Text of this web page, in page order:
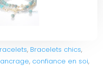
, Bracelets chics,
ancrage, confiance en soi,